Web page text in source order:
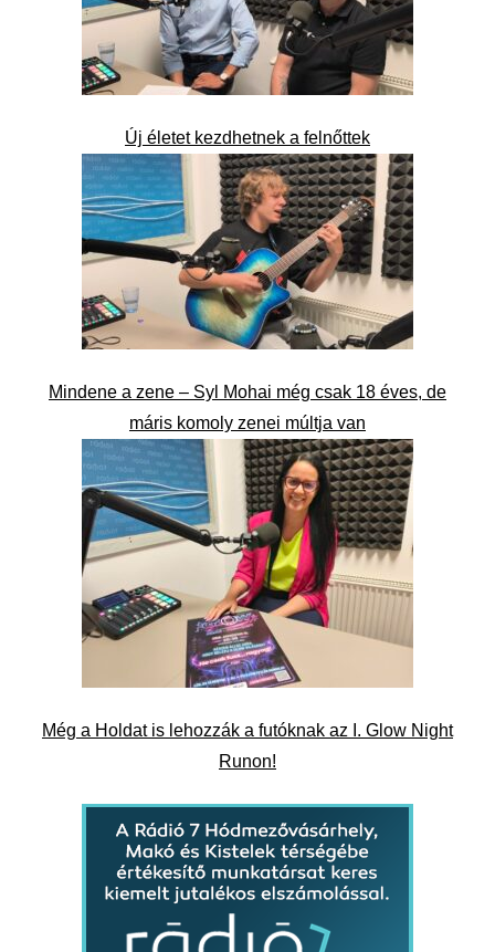
Új életet kezdhetnek a felnőttek
Mindene a zene – Syl Mohai még csak 18 éves, de
máris komoly zenei múltja van
Még a Holdat is lehozzák a futóknak az I. Glow Night
Runon!